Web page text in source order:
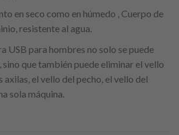
en seco como en húmedo , Cuerpo de
resistente al agua.
USB para hombres no solo se puede
sino que también puede eliminar el vello
axilas, el vello del pecho, el vello del
sola máquina.